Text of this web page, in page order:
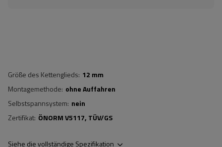
Größe des Kettenglieds 12 mm
Montagemethode ohne Auffahren
Selbstspannsystem nein
Zertifikat ÖNORM V5117 TÜV/GS
Siehe die vollständige Spezifikation